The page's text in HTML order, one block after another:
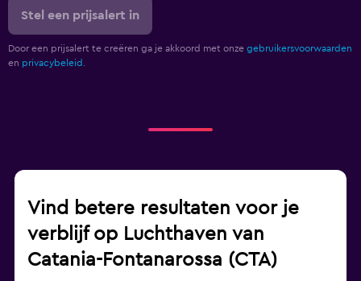
Stel een prijsalert in
Door een prijsalert te creëren ga je akkoord met onze gebruikersvoorwaarden
en privacybeleid.
Vind betere resultaten voor je
verblijf op Luchthaven van
Catania-Fontanarossa (CTA)